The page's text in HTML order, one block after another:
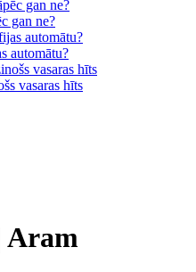
gan ne?
automātu?
vasaras hīts
Aram